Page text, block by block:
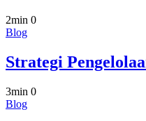
2min 0
Blog
Strategi
3min 0
Blog